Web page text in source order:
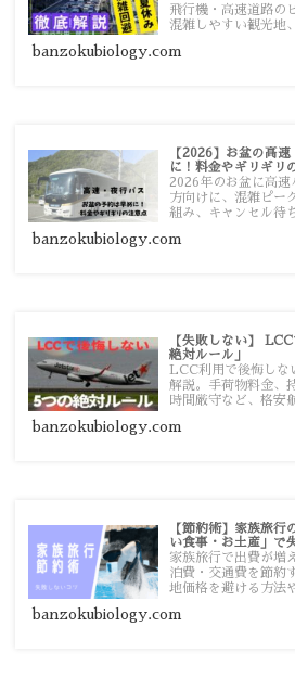
飛行機・高速道路の
混雑しやすい観光地
banzokubiology.com
【2026】お盆の高
に！料金やギリギリ
2026年のお盆に高速
方向けに、混雑ピー
組み、キャンセル待
banzokubiology.com
【失敗しない】
絶対ルール」
LCC利用で後悔しな
解説。手荷物料金、
時間厳守など、格安
す。
banzokubiology.com
【節約術】家族旅行
い食事・お土産」で
家族旅行で出費が増
泊費・交通費を節約
地価格を避ける方法
banzokubiology.com